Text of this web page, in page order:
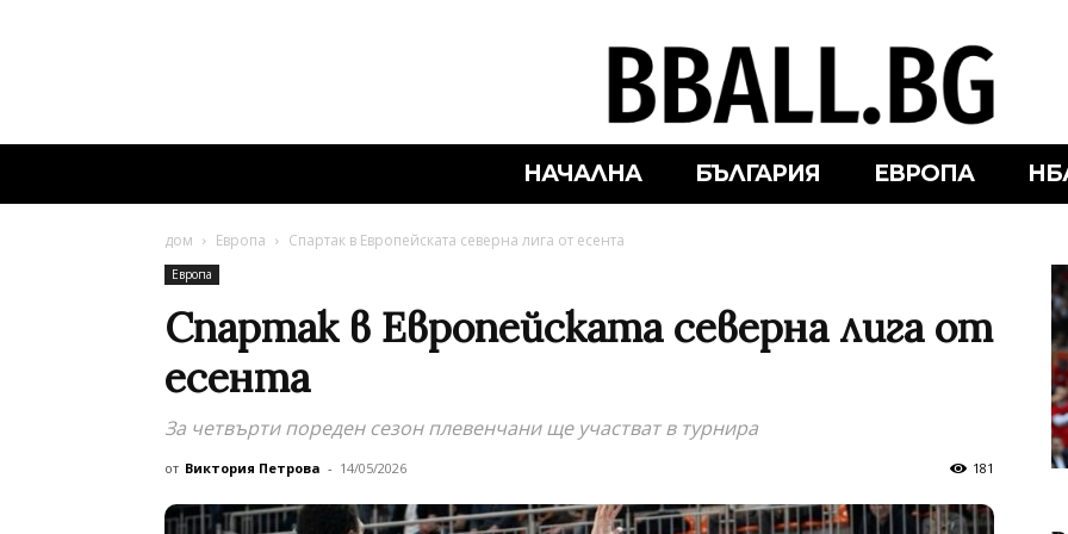
НАЧАЛНА БЪЛГАРИЯ ЕВРОПА
дом Европа Спартак в Европейската северна лига от есента
Европа
Спартак в Европейската северна лига от
есента
За четвърти пореден сезон плевенчани ще участват в турнира
от Виктория Петрова - 14/05/2026 181